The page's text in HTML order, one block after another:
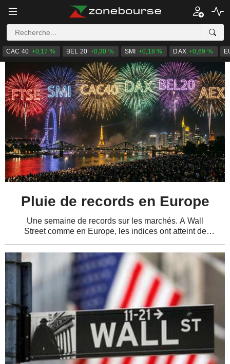
CAC 40 +0,17 % BEL 20 +0,30 % SMI +0,18 % DAX +0,69 %
Pluie de records en Europe
Une semaine de records sur les marchés. A Wall
Street comme en Europe, les indices ont atteint de
d'entreprises et une relative détente de la...